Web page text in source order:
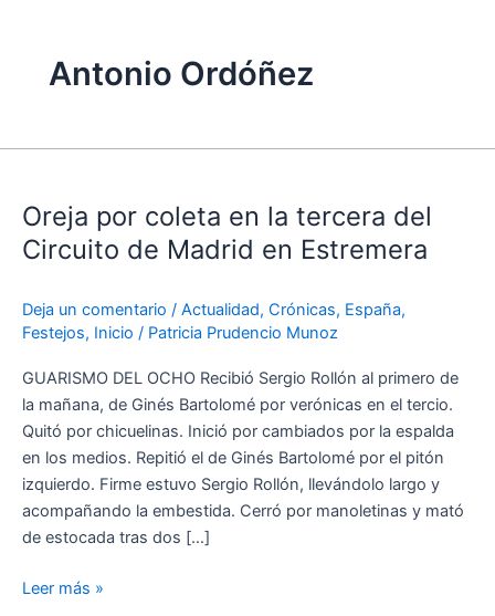
Antonio Ordóñez
Oreja por coleta en la tercera del
Circuito de Madrid en Estremera
Deja un comentario / Actualidad, Crónicas, España,
Festejos, Inicio / Patricia Prudencio Munoz
GUARISMO DEL OCHO Recibió Sergio Rollón al primero de
la mañana, de Ginés Bartolomé por verónicas en el tercio.
Quitó por chicuelinas. Inició por cambiados por la espalda
en los medios. Repitió el de Ginés Bartolomé por el pitón
izquierdo. Firme estuvo Sergio Rollón, llevándolo largo y
acompañando la embestida. Cerró por manoletinas y mató
de estocada tras dos […]
coleta
en
del
Circuito
de
Madrid
en
Estremera
Leer más »